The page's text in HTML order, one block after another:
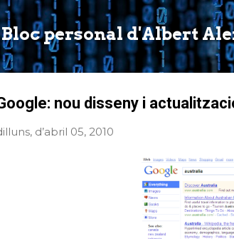
Bloc personal d'Albert
nou disseny i
d’abril 05, 2010